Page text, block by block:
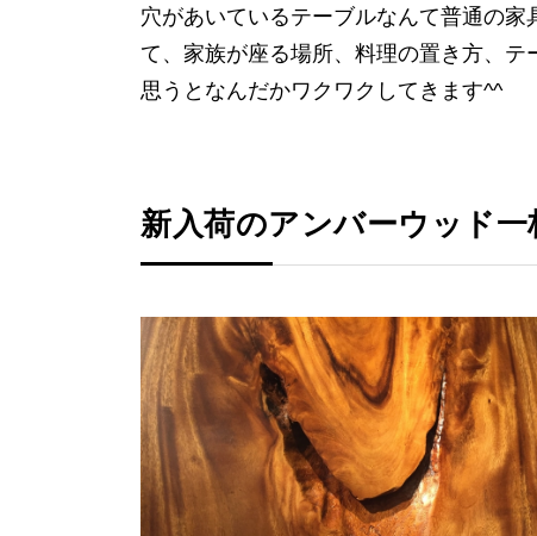
穴があいているテーブルなんて普通の
て、家族が座る場所、料理の置き方、
思うとなんだかワクワクしてきます^^
新入荷のアンバーウッド一